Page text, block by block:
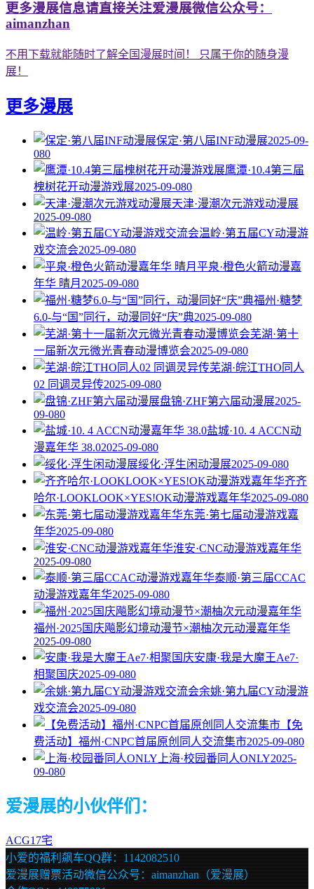
更多漫展信息请直接关注爱漫展微信公众号：
aimanzhan
不用下载就能随时了解全国漫展时间！ 只属于你的随身漫
展！
更多漫展
保定·第八届INF动漫展2025-09-
080
鹰潭·10.4第三届
槐树花开动漫游戏展2025-09-080
天津·漫潮次元游戏动漫展
2025-09-080
温岭·第五届CY动漫游
戏交流会2025-09-080
平泉·橙色火箭动漫嘉
年华 晴月 2025-09-080
福州·糖梦
6.0-与“国”同行，动漫同好“庆”典2025-09-080
芜湖·第十
一届新次元微光青春动漫博览会2025-09-080
芜湖·皖江THO同人
02 同调灵异传2025-09-080
盘锦·ZHF第六届动漫展2025-
09-080
盐城·10. 4 ACCN动
漫嘉年华 38.02025-09-080
绥化·浮生闲动漫展2025-09-080
齐齐
哈尔·LOOKLOOK×YES!OK动漫游戏嘉年华2025-09-080
东莞·第七届动漫游戏嘉
年华2025-09-080
淮安·CNC动漫游戏嘉年华
2025-09-080
泰顺·第三届CCAC
动漫游戏嘉年华2025-09-080
福州·2025国庆飚影幻境动漫节×潮柚次元动漫嘉年华
2025-09-080
安康·我是大魔王Ae7·
相聚国庆2025-09-080
余姚·第九届CY动漫游
戏交流会2025-09-080
【免
费活动】福州·CNPC首届原创同人交流集市2025-09-080
上海·校园番同人ONLY2025-
09-080
爱漫展的小伙伴们：
ACG17宅
小爱的福利飙车QQ群：1142082510
爱漫展赠票活动微信公众号：aimanzhan（爱漫展）